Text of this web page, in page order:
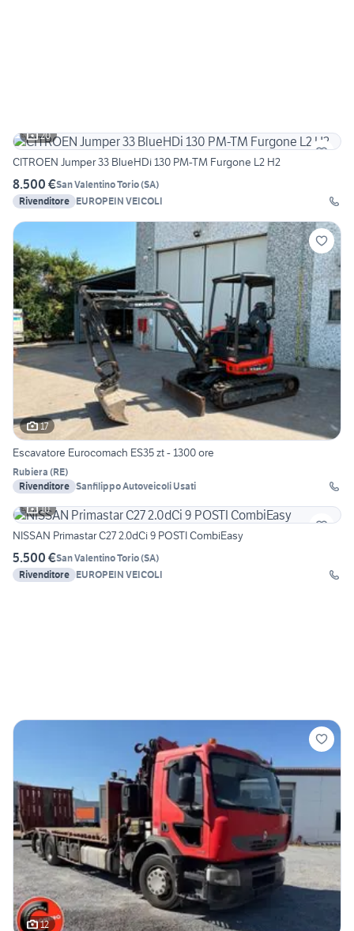
20
CITROEN Jumper 33 BlueHDi 130 PM-TM Furgone L2 H2
8.500 €San Valentino Torio(SA)
Rivenditore EUROPEIN VEICOLI
17
Escavatore Eurocomach ES35 zt - 1300 ore
Rubiera (RE)
Rivenditore Sanfilippo Autoveicoli Usati
10
NISSAN Primastar C27 2.0dCi 9 POSTI CombiEasy
5.500 €San Valentino Torio(SA)
Rivenditore EUROPEIN VEICOLI
12